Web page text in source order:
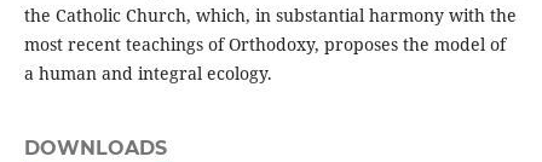
the Catholic Church, which, in substantial harmony with the
most recent teachings of Orthodoxy, proposes the model of
a human and integral ecology.
DOWNLOADS